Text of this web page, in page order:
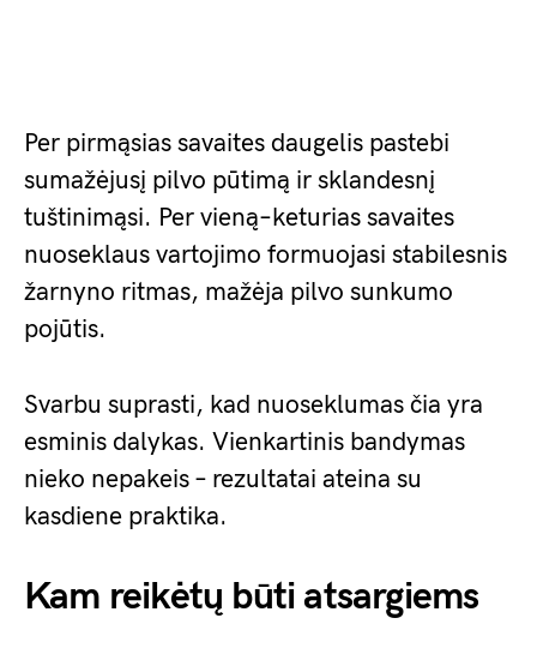
Per pirmąsias savaites daugelis pastebi
sumažėjusį pilvo pūtimą ir sklandesnį
tuštinimąsi. Per vieną–keturias savaites
nuoseklaus vartojimo formuojasi stabilesnis
žarnyno ritmas, mažėja pilvo sunkumo
pojūtis.
Svarbu suprasti, kad nuoseklumas čia yra
esminis dalykas. Vienkartinis bandymas
nieko nepakeis – rezultatai ateina su
kasdiene praktika.
Kam reikėtų būti atsargiems